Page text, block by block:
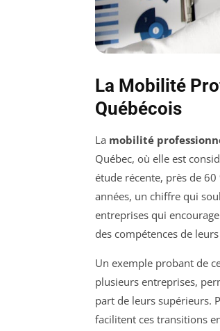
La Mobilité
Québécois
La mobilité
Québec, où elle est
étude récente, près de
années, un chiffre qui
entreprises qui
des compétences de
Un exemple probant de
plusieurs entreprises,
part de leurs supérieurs.
facilitent ces transitions